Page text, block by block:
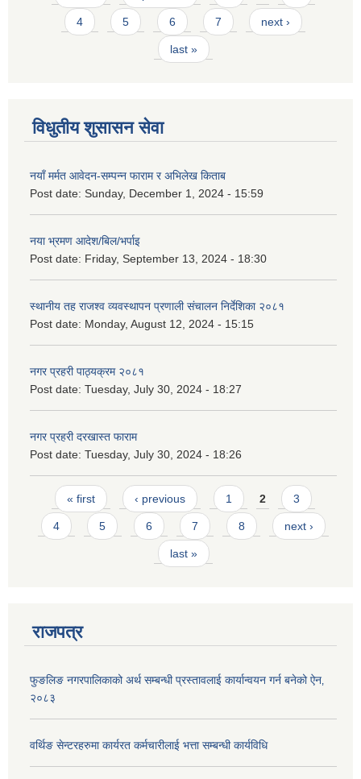
4 5 6 7 next ›
last »
विधुतीय शुसासन सेवा
नयाँ मर्मत आवेदन-सम्पन्न फाराम र अभिलेख किताब
Post date: Sunday, December 1, 2024 - 15:59
नया भ्रमण आदेश/बिल/भर्पाइ
Post date: Friday, September 13, 2024 - 18:30
स्थानीय तह राजश्व व्यवस्थापन प्रणाली संचालन निर्देशिका २०८१
Post date: Monday, August 12, 2024 - 15:15
नगर प्रहरी पाठ्यक्रम २०८१
Post date: Tuesday, July 30, 2024 - 18:27
नगर प्रहरी दरखास्त फाराम
Post date: Tuesday, July 30, 2024 - 18:26
Pages
« first ‹ previous 1 2 3
4 5 6 7 8 next ›
last »
राजपत्र
फुङलिङ नगरपालिकाको अर्थ सम्बन्धी प्रस्तावलाई कार्यान्वयन गर्न बनेको ऐन‚
२०८३
वर्थिङ सेन्टरहरुमा कार्यरत कर्मचारीलाई भत्ता सम्बन्धी कार्यविधि